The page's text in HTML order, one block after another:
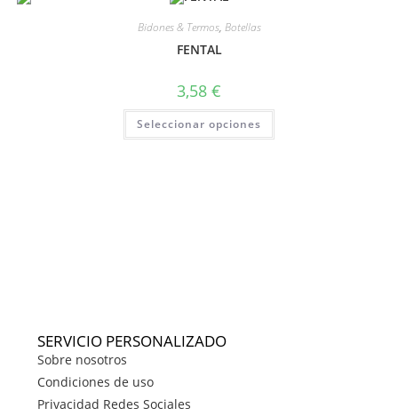
Bidones & Termos, Botellas
FENTAL
3,58 €
Seleccionar opciones
SERVICIO PERSONALIZADO
Sobre nosotros
Condiciones de uso
Privacidad Redes Sociales